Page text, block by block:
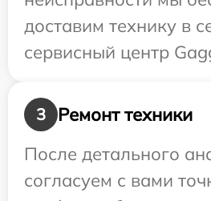
доставим технику в
сервисный центр
3
Ремонт техники
После детального
согласуем с вами